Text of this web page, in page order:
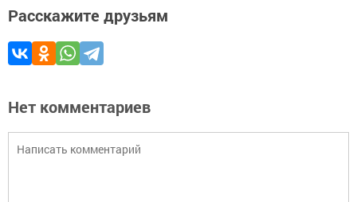
Расскажите друзьям
Нет комментариев